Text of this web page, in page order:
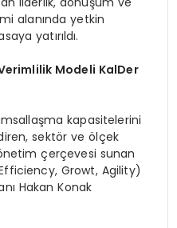
alanında yetkin
yatırıldı.
Modeli KalDer
kapasitelerini
sektör ve ölçek
çerçevesi sunan
Growt, Agility)
Hakan Konak